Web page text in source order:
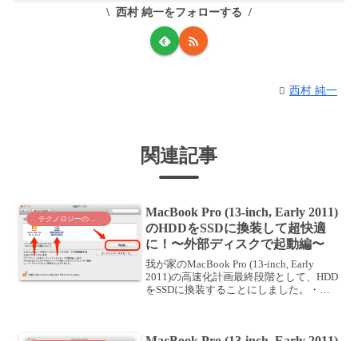
西村 純一をフォローする
西村 純一
関連記事
テクノロジーのこと
MacBook Pro (13-inch, Early 2011)
のHDDをSSDに換装して超快適
に！〜外部ディスクで起動編〜
我が家のMacBook Pro (13-inch, Early
2011)の高速化計画最終段階として、HDD
をSSDに換装することにしました。・